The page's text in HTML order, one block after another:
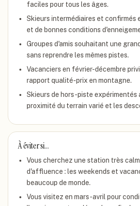
faciles pour tous les âges.
Skieurs intermédiaires et confirmés
et de bonnes conditions
Groupes d'amis souhaitant une
sans reprendre les mêmes pistes.
Vacanciers en février-décembre
rapport qualité-prix en montagne.
Skieurs de hors-piste expérimentés
proximité du terrain varié et les
À éviter si…
Vous cherchez une station très
d'affluence : les weekends et
beaucoup de monde.
Vous visitez en mars-avril pour